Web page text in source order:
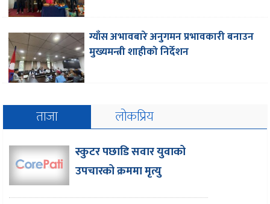
ग्याँस अभावबारे अनुगमन प्रभावकारी बनाउन
मुख्यमन्त्री शाहीको निर्देशन
ताजा लोकप्रिय
स्कुटर पछाडि सवार युवाको
उपचारको क्रममा मृत्यु